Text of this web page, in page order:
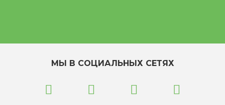
МЫ В СОЦИАЛЬНЫХ СЕТЯХ